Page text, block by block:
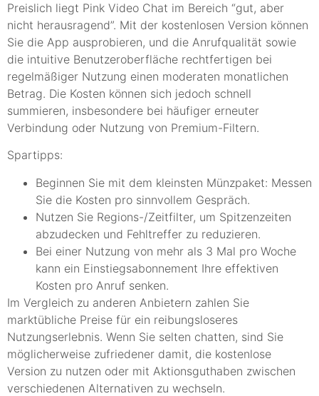
Preislich liegt Pink Video Chat im Bereich “gut, aber
nicht herausragend”. Mit der kostenlosen Version können
Sie die App ausprobieren, und die Anrufqualität sowie
die intuitive Benutzeroberfläche rechtfertigen bei
regelmäßiger Nutzung einen moderaten monatlichen
Betrag. Die Kosten können sich jedoch schnell
summieren, insbesondere bei häufiger erneuter
Verbindung oder Nutzung von Premium-Filtern.
Spartipps:
Beginnen Sie mit dem kleinsten Münzpaket: Messen
Sie die Kosten pro sinnvollem Gespräch.
Nutzen Sie Regions-/Zeitfilter, um Spitzenzeiten
abzudecken und Fehltreffer zu reduzieren.
Bei einer Nutzung von mehr als 3 Mal pro Woche
kann ein Einstiegsabonnement Ihre effektiven
Kosten pro Anruf senken.
Im Vergleich zu anderen Anbietern zahlen Sie
marktübliche Preise für ein reibungsloseres
Nutzungserlebnis. Wenn Sie selten chatten, sind Sie
möglicherweise zufriedener damit, die kostenlose
Version zu nutzen oder mit Aktionsguthaben zwischen
verschiedenen Alternativen zu wechseln.